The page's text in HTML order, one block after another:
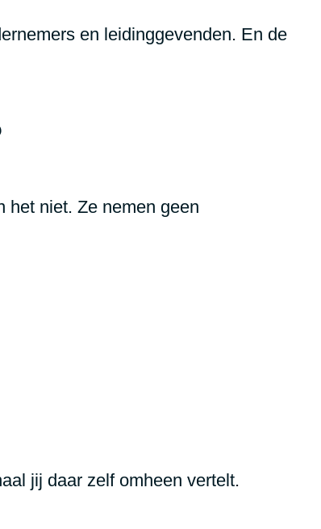
en leidinggevenden. En de
het niet. Ze nemen geen
jij daar zelf omheen vertelt.